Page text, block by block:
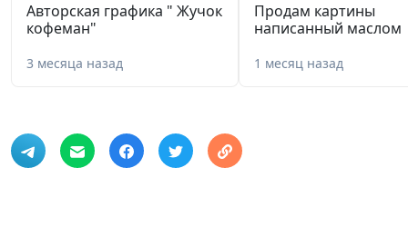
Авторская графика " Жучок
кофеман"
3 месяца назад
Продам картины
написанный маслом
1 месяц назад